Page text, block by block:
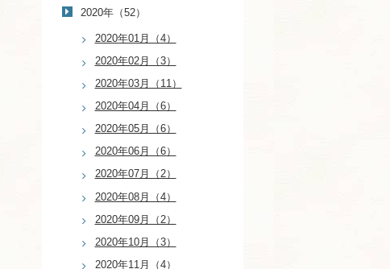
2020年（52）
2020年01月（4）
2020年02月（3）
2020年03月（11）
2020年04月（6）
2020年05月（6）
2020年06月（6）
2020年07月（2）
2020年08月（4）
2020年09月（2）
2020年10月（3）
2020年11月（4）